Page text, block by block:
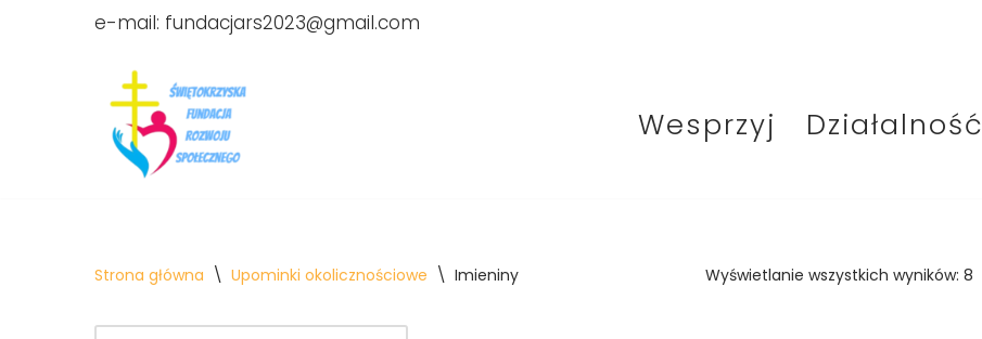
e-mail: fundacjars2023@gmail.com
Wesprzyj Działalność
Strona główna \ Upominki okolicznościowe \ Imieniny Wyświetlanie wszystkich wyników: 8